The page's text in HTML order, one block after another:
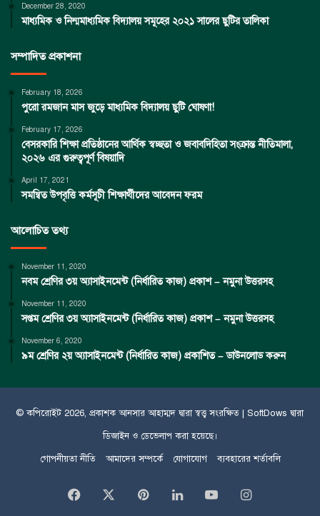
December 28, 2020
মাধ্যমিক ও নিন্মমাধ্যমিক বিদ্যালয় সমূহের ২০২১ সালের ছুটির তালিকা
সম্পাদিত প্রকাশনা
February 18, 2026
পুরো রমজান মাস জুড়ে মাধ্যমিক বিদ্যালয় ছুটি ঘোষণা!
February 17, 2026
বেসরকারি শিক্ষা প্রতিষ্ঠানের আর্থিক স্বচ্ছতা ও জবাবদিহিতা সংক্রান্ত নীতিমালা,
২০২৬ এর গুরুত্বপূর্ণ বিষয়াদি
April 17, 2021
সমন্বিত উপবৃত্তি কর্মসূচী শিক্ষার্থীদের আবেদন ফরম
আলোচিত তথ্য
November 11, 2020
নবম শ্রেণির ৩য় অ্যাসাইনমেন্ট (নির্ধারিত কাজ) প্রকাশ – নমুনা উত্তরসহ
November 11, 2020
সপ্তম শ্রেণির ৩য় অ্যাসাইনমেন্ট (নির্ধারিত কাজ) প্রকাশ – নমুনা উত্তরসহ
November 6, 2020
৯ম শ্রেণির ২য় অ্যাসাইনমেন্ট (নির্ধারিত কাজ) প্রকাশিত – ডাউনলোড করুন
© কপিরােইট 2026, প্রকাশকআনসার আহাম্মদদ্বারা স্বত্ত্ব সংরক্ষিত | SoftDows দ্বারা
ডিজাইন ও ডেভেলাপ করা হয়েছে।
গোপনীয়তা নীতি
আমাদের সম্পর্কে যোগাযোগ ব্যবহারের শর্তাবলি
Facebook PinterestLinkedInYouTubeInstagram